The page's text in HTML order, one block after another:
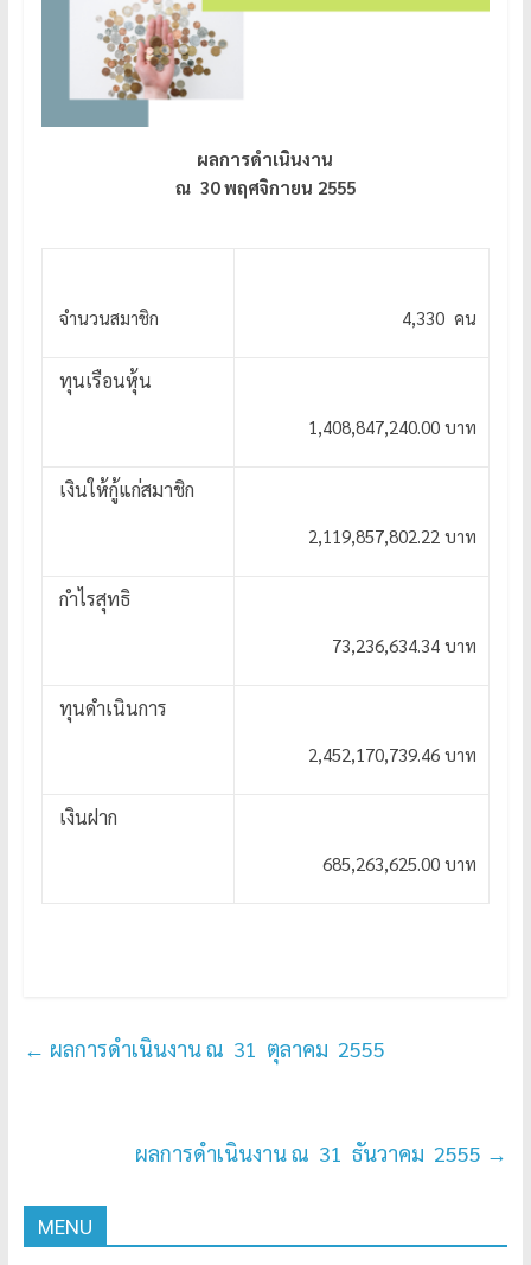
ผลการดำเนินงาน
ณ 30 พฤศจิกายน 2555
จำนวนสมาชิก 4,330 คน
ทุนเรือนหุ้น
1,408,847,240.00 บาท
เงินให้กู้แก่สมาชิก
2,119,857,802.22 บาท
กำไรสุทธิ
73,236,634.34 บาท
ทุนดำเนินการ
2,452,170,739.46 บาท
เงินฝาก
685,263,625.00 บาท
← ผลการดำเนินงาน ณ 31 ตุลาคม 2555
ผลการดำเนินงาน ณ 31 ธันวาคม 2555 →
MENU